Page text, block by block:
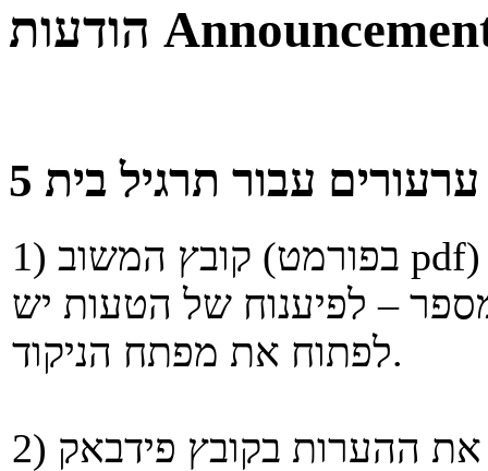
הודעות
ערעורים עבור תרגיל בית 5
– לפיענוח של הטעות יש
לפתוח את מפתח הניקוד.